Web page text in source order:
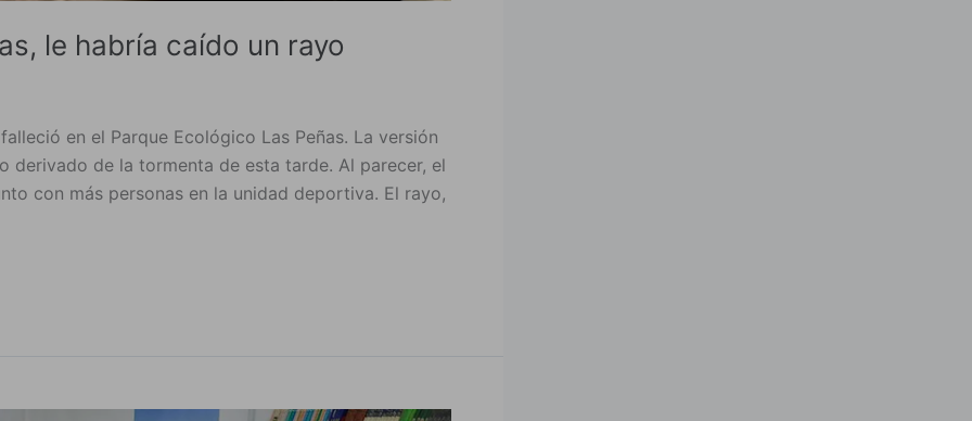
le habría caído un rayo
en el Parque Ecológico Las Peñas. La versión
derivado de la tormenta de esta tarde. Al parecer, el
con más personas en la unidad deportiva. El rayo,